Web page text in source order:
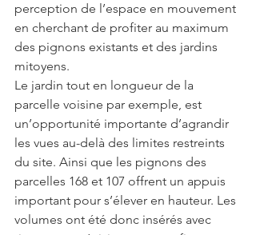
perception de l’espace en mouvement
en cherchant de profiter au maximum
des pignons existants et des jardins
mitoyens.
Le jardin tout en longueur de la
parcelle voisine par exemple, est
un’opportunité importante d’agrandir
les vues au-delà des limites restreints
du site. Ainsi que les pignons des
parcelles 168 et 107 offrent un appuis
important pour s’élever en hauteur. Les
volumes ont été donc insérés avec